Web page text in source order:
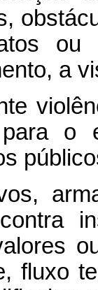
ou
a
o
fluxo